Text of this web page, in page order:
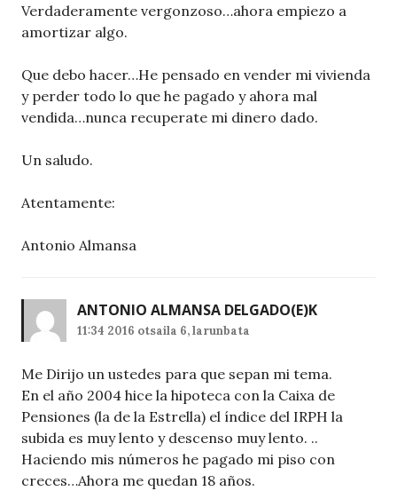
Verdaderamente vergonzoso…ahora empiezo a
amortizar algo.
Que debo hacer…He pensado en vender mi vivienda
y perder todo lo que he pagado y ahora mal
vendida…nunca recuperate mi dinero dado.
Un saludo.
Atentamente:
Antonio Almansa
ANTONIO ALMANSA DELGADO(E)K
11:34 2016 otsaila 6, larunbata
Me Dirijo un ustedes para que sepan mi tema.
En el año 2004 hice la hipoteca con la Caixa de
Pensiones (la de la Estrella) el índice del IRPH la
subida es muy lento y descenso muy lento. ..
Haciendo mis números he pagado mi piso con
creces…Ahora me quedan 18 años.